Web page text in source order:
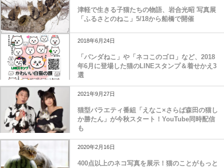
津軽で生きる子猫たちの物語、岩合光昭 写真展
「ふるさとのねこ」5/18から船橋で開催
2018年6月24日
「パンダねこ」や「ネコこのゴロ」など、2018
年6月に登場した猫のLINEスタンプ＆着せかえ3
選
2021年9月27日
猫型バラエティ番組「えなこ×さらば森田の猫し
か勝たん」が今秋スタート！YouTube同時配信
も
2020年2月16日
400点以上のネコ写真を展示！猫のことがもっと